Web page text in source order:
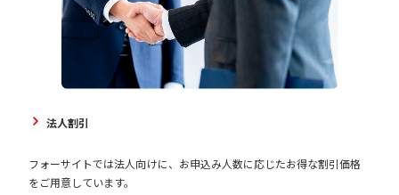
法人割引
フォーサイトでは法人向けに、お申込み人数に応じたお得な割引価格
をご用意しています。